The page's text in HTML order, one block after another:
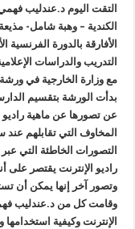
التقت اليوم د.عندليب
الكندية – وهبة شامل- مذيعة
الأفارقة بالدورة الفرنسية
التدريب والدراسات
مع وزارة الخارجية في
بدأت الورشة بتقسيم
عن تصورها عن ماهية راديو
المخاوف التي تقابلهم
التصورات الخاطئة التي
راديو الإنترنت يقتصر على
وتصور آخر إنها يمكن أن
وقامت كل من د.عندليب
الإنترنت وكيفية